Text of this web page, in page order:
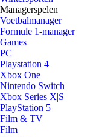
Managerspelen
Voetbalmanager
Formule 1-manager
Games
PC
Playstation 4
Xbox One
Nintendo Switch
Xbox Series X|S
PlayStation 5
Film & TV
Film